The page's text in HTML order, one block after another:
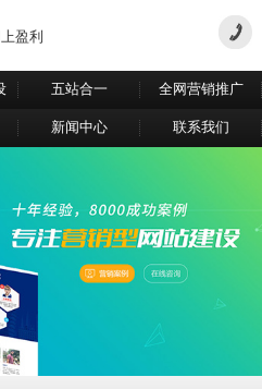
盈利
五站合一 全网营销推广
新闻中心 联系我们